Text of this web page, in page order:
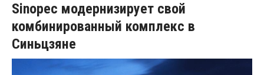
Sinopec модернизирует свой
комбинированный комплекс в
Синьцзяне